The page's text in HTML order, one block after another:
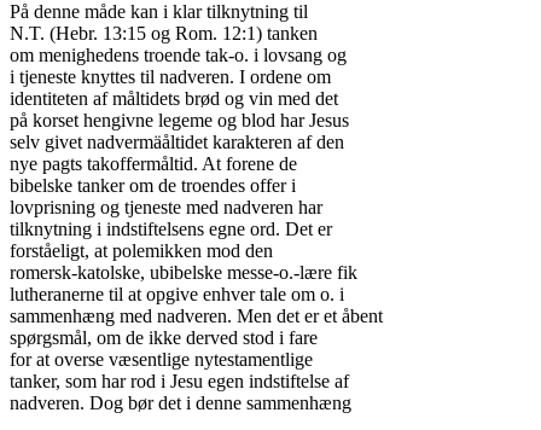
På denne måde kan i klar tilknytning til
N.T. (Hebr. 13:15 og Rom. 12:1) tanken
om menighedens troende tak-o. i lovsang og
i tjeneste knyttes til nadveren. I ordene om
identiteten af måltidets brød og vin med det
på korset hengivne legeme og blod har Jesus
selv givet nadvermäåltidet karakteren af den
nye pagts takoffermåltid. At forene de
bibelske tanker om de troendes offer i
lovprisning og tjeneste med nadveren har
tilknytning i indstiftelsens egne ord. Det er
forståeligt, at polemikken mod den
romersk-katolske, ubibelske messe-o.-lære fik
lutheranerne til at opgive enhver tale om o. i
sammenhæng med nadveren. Men det er et åbent
spørgsmål, om de ikke derved stod i fare
for at overse væsentlige nytestamentlige
tanker, som har rod i Jesu egen indstiftelse af
nadveren. Dog bør det i denne sammenhæng